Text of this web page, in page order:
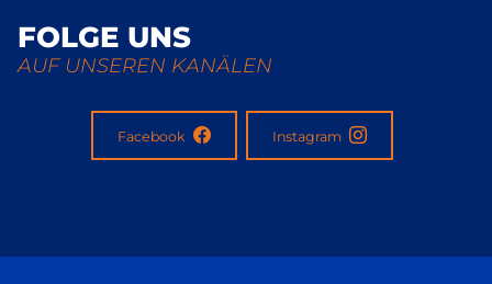
FOLGE UNS
AUF UNSEREN KANÄLEN
Facebook Instagram